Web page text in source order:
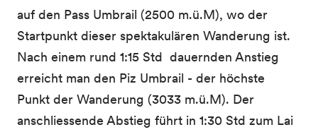
auf den Pass Umbrail (2500 m.ü.M), wo der
Startpunkt dieser spektakulären Wanderung ist.
Nach einem rund 1:15 Std dauernden Anstieg
erreicht man den Piz Umbrail - der höchste
Punkt der Wanderung (3033 m.ü.M). Der
anschliessende Abstieg führt in 1:30 Std zum Lai